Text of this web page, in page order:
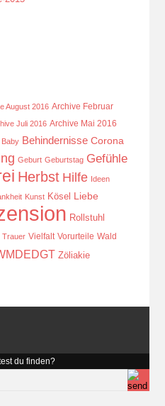
August 2016 Archive Februar
Juli 2016 Archive Mai 2016
Baby Behindernisse Corona
Geburt Geburtstag Gefühle
Herbst Hilfe Ideen
Kunst Kösel Liebe
Rollstuhl
Trauer Vielfalt Vorurteile Wald
Zöliakie
du finden?